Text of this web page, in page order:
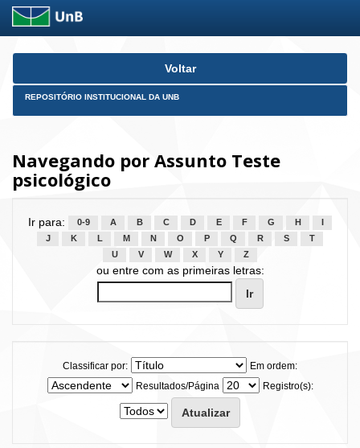
Skip
Voltar
REPOSITÓRIO INSTITUCIONAL DA UNB
Navegando por Assunto Teste
psicológico
Ir para: 0-9 A B C D E F G H
J
K L M N O P Q R S
T
U
V W X Y Z
ou entre com as primeiras letras:
Classificar por:
Em ordem:
Resultados/Página
Registro(s):